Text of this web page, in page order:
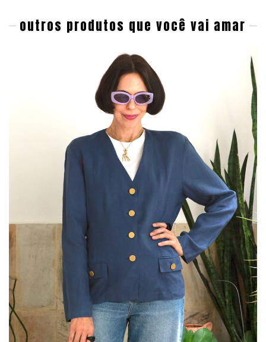
outros produtos que você vai amar